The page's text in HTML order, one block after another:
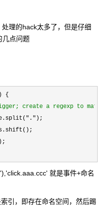
理的hack太多了，但是仔细
几点问题
{
create a regexp to
);
就是事件+命名
引，即存在命名空间，然后踢